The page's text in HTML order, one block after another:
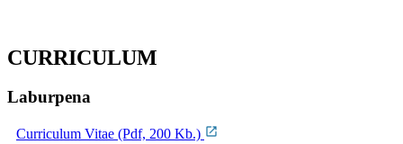
CURRICULUM
Laburpena
Curriculum Vitae (Pdf, 200 Kb.)